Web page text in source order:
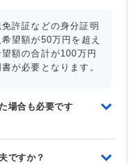
許証などの身分証明
望額が50万円を超え
額の合計が100万円
が必要となります。
場合も必要です
ですか？